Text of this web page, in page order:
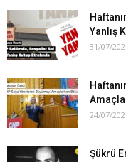
Yanlış
31/07/
24/07/
Şükrü